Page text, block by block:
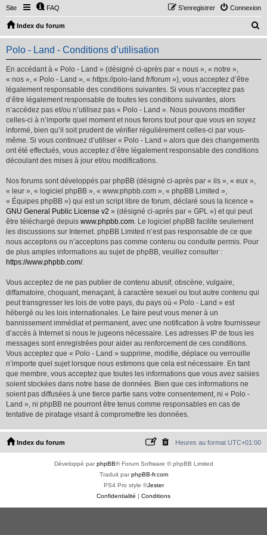
Site FAQ Connexion
S’enregistrer
Index du forum
e
Polo - Land - Conditions d’utilisation
En accédant à « Polo - Land » (désigné ci-après par « nous », « notre »,
« nos », « Polo - Land », « https://polo-land.fr/forum »), vous acceptez d’être
légalement responsable des conditions suivantes. Si vous n’acceptez pas
d’être légalement responsable de toutes les conditions suivantes, alors
n’accédez pas et/ou n’utilisez pas « Polo - Land ». Nous pouvons modifier
celles-ci à n’importe quel moment et nous ferons tout pour que vous en soyez
informé, bien qu’il soit prudent de vérifier régulièrement celles-ci par vous-
même. Si vous continuez d’utiliser « Polo - Land » alors que des changements
ont été effectués, vous acceptez d’être légalement responsable des conditions
découlant des mises à jour et/ou modifications.
Nos forums sont développés par phpBB (désigné ci-après par « ils », « eux »,
« leur », « logiciel phpBB », « www.phpbb.com », « phpBB Limited »,
« Équipes phpBB ») qui est un script libre de forum, déclaré sous la licence «
GNU General Public License v2 » (désigné ci-après par « GPL ») et qui peut
être téléchargé depuis www.phpbb.com. Le logiciel phpBB facilite seulement
les discussions sur Internet. phpBB Limited n’est pas responsable de ce que
nous acceptons ou n’acceptons pas comme contenu ou conduite permis. Pour
de plus amples informations au sujet de phpBB, veuillez consulter :
https://www.phpbb.com/.
Vous acceptez de ne pas publier de contenu abusif, obscène, vulgaire,
diffamatoire, choquant, menaçant, à caractère sexuel ou tout autre contenu qui
peut transgresser les lois de votre pays, du pays où « Polo - Land » est
hébergé ou les lois internationales. Le faire peut vous mener à un
bannissement immédiat et permanent, avec une notification à votre fournisseur
d’accès à Internet si nous le jugeons nécessaire. Les adresses IP de tous les
messages sont enregistrées pour aider au renforcement de ces conditions.
Vous acceptez que « Polo - Land » supprime, modifie, déplace ou verrouille
n’importe quel sujet lorsque nous estimons que cela est nécessaire. En tant
que membre, vous acceptez que toutes les informations que vous avez saisies
soient stockées dans notre base de données. Bien que ces informations ne
soient pas diffusées à une tierce partie sans votre consentement, ni « Polo -
Land », ni phpBB ne pourront être tenus comme responsables en cas de
tentative de piratage visant à compromettre les données.
Index du forum Heures au format UTC+01:00
Développé parphpBB® Forum Software © phpBB Limited
Traduit parphpBB-fr.com
PS4 Pro style ©Jester
Confidentialité | Conditions